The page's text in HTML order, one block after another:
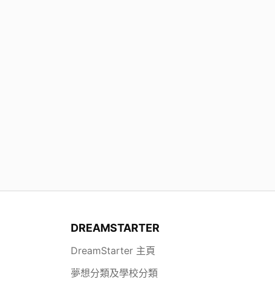
DREAMSTARTER
DreamStarter 主頁
夢想分類及學校分類